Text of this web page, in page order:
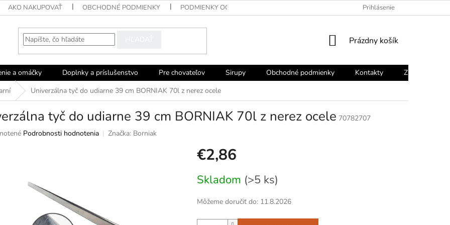
AKO NAKUPOVAŤ OBCHODNÉ PODMIENKY PODMIENKY OCHRANY OSOBNÝCH ÚDAJOV Prihlásenie
NÁKUPNÝ
Prázdny košík
a omáčky Doplnky a príslušenstvo Pre chovateľov Sirupy Obchodné podmienky Kontakty
Značky
Univerzálna tyč do udiarne 39 cm BORNIAK 70l z nerez ocele
tyč do udiarne 39 cm BORNIAK 70l z nerez ocele 70782707
Podrobnosti hodnotenia Značka: Borniak
€2,86
cena:
Skladom (>5 ks)
Môžeme doručiť do: 11.8.2026